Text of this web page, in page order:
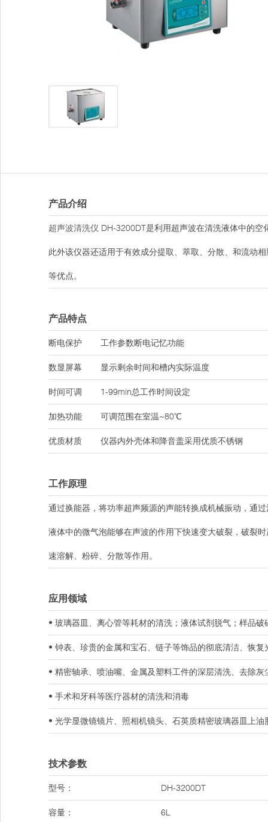
产品介绍
超声波清洗仪 DH-3200DT是利用超声波在清洗液体中的
此外该仪器还适用于有效成分提取、萃取、分散、和流动
等优点。
产品特点
断电保护 工作参数断电记忆功能
数显屏幕 显示剩余时间和槽内实际温度
时间可调 1-99min总工作时间设定
加热功能 可调范围在室温~80℃
优质材质 仪器内外壳体和降音盖采用优质不锈钢
工作原理
通过换能器，将功率超声频源的声能转换成机械振动，通
液体中的微气泡能够在声波的作用下快速变大破裂，破裂
速溶解、粉碎、分散等作用。
应用领域
• 玻璃器皿、离心管等耗材的清洗；液体试剂脱气；样品破
• 钟表、珍贵的金属和宝石、链子等饰品的彻底清洁、恢复
• 精密轴承、喷油嘴、金属及塑料工件的深层清洗、去除灰
• 手术和牙科等医疗器材的清洗和消毒
• 光学显微镜镜片、照相机镜头、石英质精密玻璃器皿上油
技术参数
型号： DH-3200DT
容量： 6L